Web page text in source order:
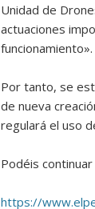
Unidad de
actuaciones
funcionamiento».
Por tanto, se
de nueva
regulará el uso
Podéis
https://